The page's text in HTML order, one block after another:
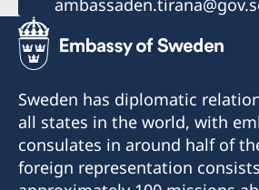
Sweden has diplomatic
all states in the world, with
consulates in around half of
foreign representation